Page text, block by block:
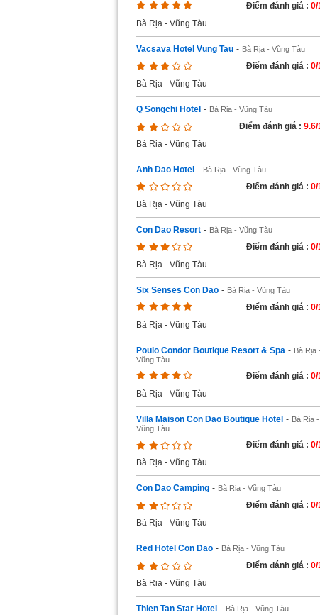
Điểm đánh giá : 0/
Bà Rịa - Vũng Tàu
Vacsava Hotel Vung Tau - Bà Rịa - Vũng Tàu
Điểm đánh giá : 0/
Bà Rịa - Vũng Tàu
Q Songchi Hotel - Bà Rịa - Vũng Tàu
Điểm đánh giá : 9.6/
Bà Rịa - Vũng Tàu
Anh Dao Hotel - Bà Rịa - Vũng Tàu
Điểm đánh giá : 0/
Bà Rịa - Vũng Tàu
Con Dao Resort - Bà Rịa - Vũng Tàu
Điểm đánh giá : 0/
Bà Rịa - Vũng Tàu
Six Senses Con Dao - Bà Rịa - Vũng Tàu
Điểm đánh giá : 0/
Bà Rịa - Vũng Tàu
Poulo Condor Boutique Resort & Spa - Bà Rịa -
Vũng Tàu
Điểm đánh giá : 0/
Bà Rịa - Vũng Tàu
Villa Maison Con Dao Boutique Hotel - Bà Rịa -
Vũng Tàu
Điểm đánh giá : 0/
Bà Rịa - Vũng Tàu
Con Dao Camping - Bà Rịa - Vũng Tàu
Điểm đánh giá : 0/
Bà Rịa - Vũng Tàu
Red Hotel Con Dao - Bà Rịa - Vũng Tàu
Điểm đánh giá : 0/
Bà Rịa - Vũng Tàu
Thien Tan Star Hotel - Bà Rịa - Vũng Tàu